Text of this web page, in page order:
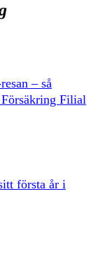
– så
Filial
första år i